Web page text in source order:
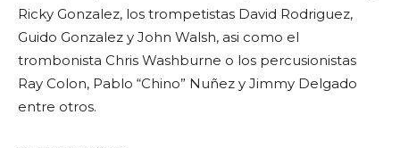
Ricky Gonzalez, los trompetistas David Rodriguez,
Guido Gonzalez y John Walsh, asi como el
trombonista Chris Washburne o los percusionistas
Ray Colon, Pablo “Chino” Nuñez y Jimmy Delgado
entre otros.